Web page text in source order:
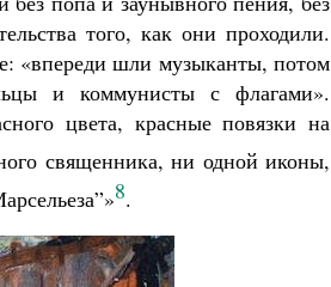
того, как они проходили.
«впереди шли музыканты, потом
и коммунисты с флагами».
цвета, красные повязки на
священника, ни одной иконы,
8.